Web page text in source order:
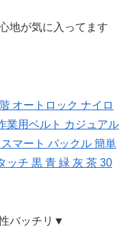
地が気に入ってます
オートロック ナイロ
業用ベルト カジュアル
マート バックル 簡単
ッチ 黒 青 緑 灰 茶 30
バッチリ▼